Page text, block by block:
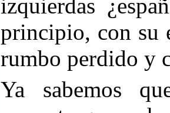
izquierdas
principio, con su
rumbo perdido y
Ya sabemos